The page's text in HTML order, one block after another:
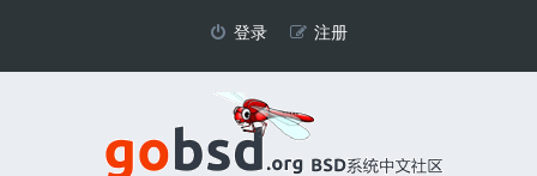
登录 注册